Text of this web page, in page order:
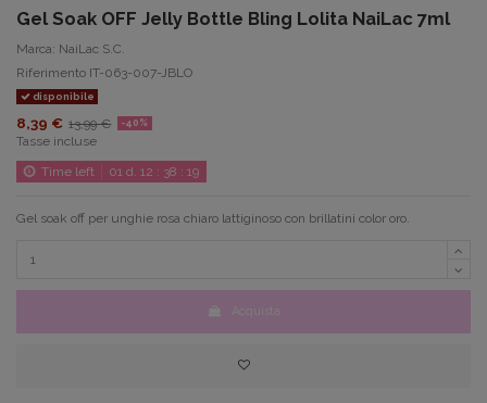
Gel Soak OFF Jelly Bottle Bling Lolita NaiLac 7ml
Marca: NaiLac S.C.
Riferimento IT-063-007-JBLO
disponibile
8,39 € 13,99 € -40%
Tasse incluse
Time left
01 d. 12 : 38 :19
Gel soak off per unghie rosa chiaro lattiginoso con brillatini color oro.
Acquista